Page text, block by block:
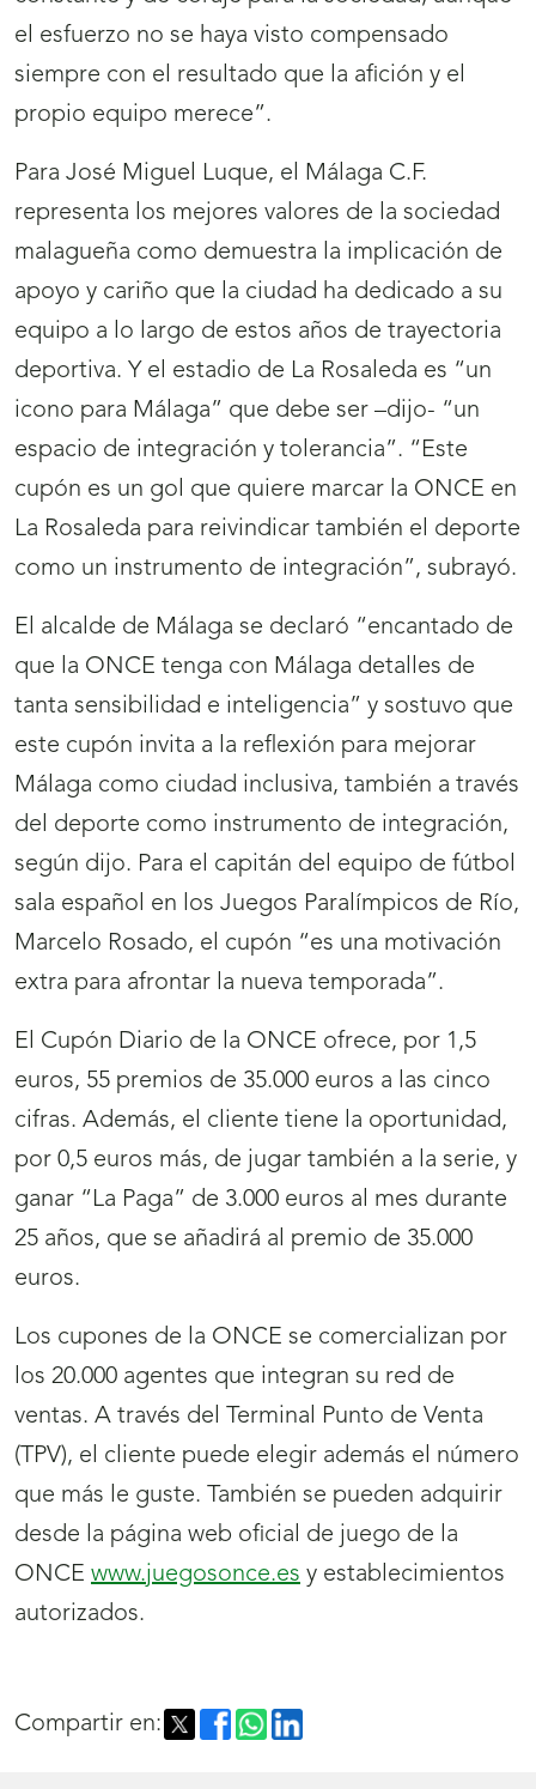
el esfuerzo no se haya visto compensado
siempre con el resultado que la afición y el
propio equipo merece”.
Para José Miguel Luque, el Málaga C.F.
representa los mejores valores de la sociedad
malagueña como demuestra la implicación de
apoyo y cariño que la ciudad ha dedicado a su
equipo a lo largo de estos años de trayectoria
deportiva. Y el estadio de La Rosaleda es “un
icono para Málaga” que debe ser –dijo- “un
espacio de integración y tolerancia”. “Este
cupón es un gol que quiere marcar la ONCE en
La Rosaleda para reivindicar también el deporte
como un instrumento de integración”, subrayó.
El alcalde de Málaga se declaró “encantado de
que la ONCE tenga con Málaga detalles de
tanta sensibilidad e inteligencia” y sostuvo que
este cupón invita a la reflexión para mejorar
Málaga como ciudad inclusiva, también a través
del deporte como instrumento de integración,
según dijo. Para el capitán del equipo de fútbol
sala español en los Juegos Paralímpicos de Río,
Marcelo Rosado, el cupón “es una motivación
extra para afrontar la nueva temporada”.
El Cupón Diario de la ONCE ofrece, por 1,5
euros, 55 premios de 35.000 euros a las cinco
cifras. Además, el cliente tiene la oportunidad,
por 0,5 euros más, de jugar también a la serie, y
ganar “La Paga” de 3.000 euros al mes durante
25 años, que se añadirá al premio de 35.000
euros.
Los cupones de la ONCE se comercializan por
los 20.000 agentes que integran su red de
ventas. A través del Terminal Punto de Venta
(TPV), el cliente puede elegir además el número
que más le guste. También se pueden adquirir
desde la página web oficial de juego de la
ONCE www.juegosonce.es y establecimientos
autorizados.
Compartir en: